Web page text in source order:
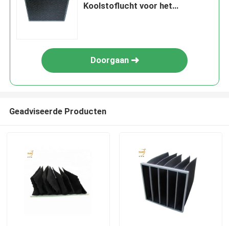
Huis
Koolstoflucht voor het
Doorgaan
Geadviseerde Producten